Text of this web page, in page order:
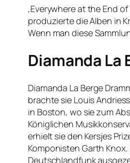
‚Everywhere at the End
produzierte die Alben in
Wenn man diese
Diamanda La
Diamanda La Berge
brachte sie Louis
in Boston, wo sie zum
Königlichen
erhielt sie den Kersjes
Komponisten Garth
Deutschlandfunk